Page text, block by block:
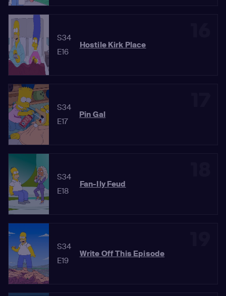
S34
E16
Hostile Kirk Place
S34
E17
Pin Gal
S34
E18
Fan-Ily Feud
S34
E19
Write Off This Episode